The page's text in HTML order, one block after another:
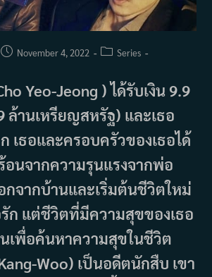
PostNovember 4, 2022
PostSeries
Yeo-Jeong ) ได้รับเงิน 9.9
ล้านเหรียญสหรัฐ) และเธอ
เธอและครอบครัวของเธอได้
อนจากความรุนแรงจากพ่อ
กจากบ้านและเริ่มต้นชีวิตใหม่
ก แต่ชีวิตที่มีความสุขของเธอ
เพื่อค้นหาความสุขในชีวิต
Woo) เป็นอดีตนักสืบ เขา